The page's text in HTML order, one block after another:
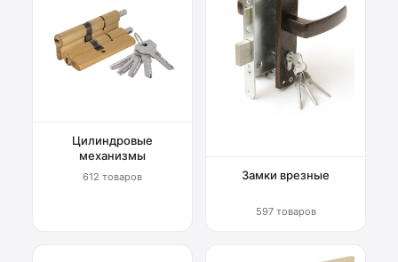
Цилиндровые
механизмы
612 товаров Замки врезные
597 товаров